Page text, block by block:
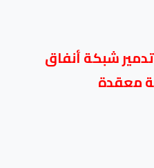
شبكة أنفاق
معقدة